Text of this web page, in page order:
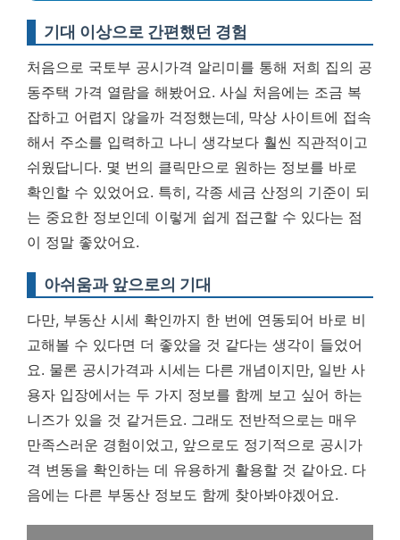
기대 이상으로 간편했던 경험
처음으로 국토부 공시가격 알리미를 통해 저희 집의 공
동주택 가격 열람을 해봤어요. 사실 처음에는 조금 복
잡하고 어렵지 않을까 걱정했는데, 막상 사이트에 접속
해서 주소를 입력하고 나니 생각보다 훨씬 직관적이고
쉬웠답니다. 몇 번의 클릭만으로 원하는 정보를 바로
확인할 수 있었어요. 특히, 각종 세금 산정의 기준이 되
는 중요한 정보인데 이렇게 쉽게 접근할 수 있다는 점
이 정말 좋았어요.
아쉬움과 앞으로의 기대
다만, 부동산 시세 확인까지 한 번에 연동되어 바로 비
교해볼 수 있다면 더 좋았을 것 같다는 생각이 들었어
요. 물론 공시가격과 시세는 다른 개념이지만, 일반 사
용자 입장에서는 두 가지 정보를 함께 보고 싶어 하는
니즈가 있을 것 같거든요. 그래도 전반적으로는 매우
만족스러운 경험이었고, 앞으로도 정기적으로 공시가
격 변동을 확인하는 데 유용하게 활용할 것 같아요. 다
음에는 다른 부동산 정보도 함께 찾아봐야겠어요.